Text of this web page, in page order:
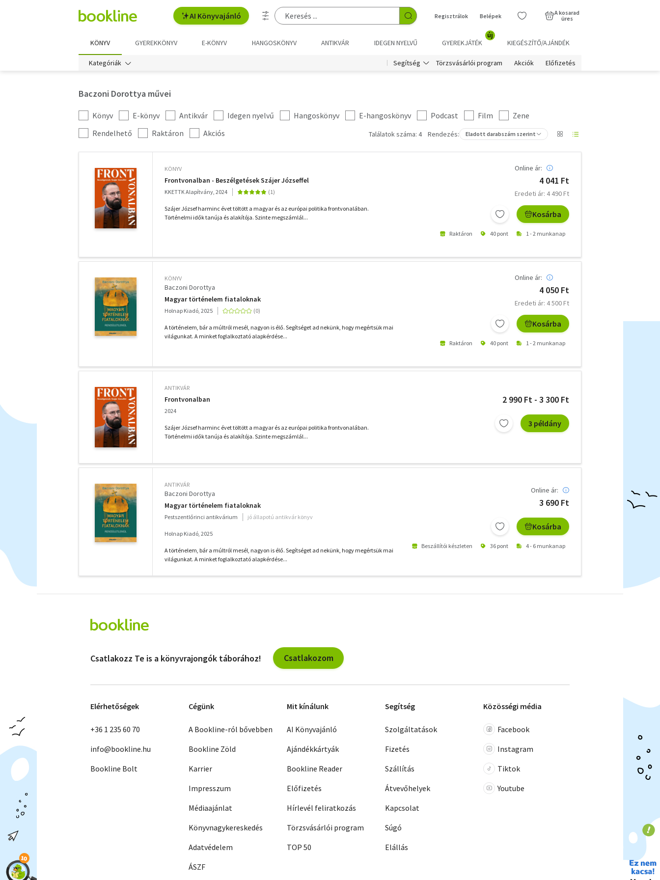
AI Könyvajánló Regisztrálok Belépek
A kosarad
üres
KÖNYV GYEREKKÖNYV E-KÖNYV HANGOSKÖNYV ANTIKVÁR IDEGEN NYELVŰ GYEREKJÁTÉK
új
KIEGÉSZÍTŐ/AJÁNDÉK
Kategóriák Segítség Törzsvásárlói program Akciók Előfizetés
Baczoni Dorottya művei
Kategória
szűrés
Könyv E-könyv Antikvár Idegen nyelvű Hangoskönyv E-hangoskönyv Podcast Film
Zene
További
szűrők
Rendelhető Raktáron Akciós Találatok száma: 4 Rendezés: Eladott darabszám szerint
KÖNYV
Frontvonalban - Beszélgetések Szájer Józseffel
KKETTK Alapítvány, 2024
Szájer József harminc évet töltött a magyar és az európai politika frontvonalában.
Történelmi idők tanúja és alakítója. Szinte megszámlál...
Online ár:
4 041 Ft
Eredeti ár: 4 490 Ft
Kosárba
Raktáron 40 pont 1 - 2 munkanap
KÖNYV
Baczoni Dorottya
Magyar történelem fiataloknak
Holnap Kiadó, 2025
A történelem, bár a múltról mesél, nagyon is élő. Segítséget ad nekünk, hogy megértsük mai
világunkat. A minket foglalkoztató alapkérdése...
Online ár:
4 050 Ft
Eredeti ár: 4 500 Ft
Kosárba
Raktáron 40 pont 1 - 2 munkanap
ANTIKVÁR
Frontvonalban
2024
Szájer József harminc évet töltött a magyar és az európai politika frontvonalában.
Történelmi idők tanúja és alakítója. Szinte megszámlál...
2 990 Ft - 3 300 Ft
3 példány
ANTIKVÁR
Baczoni Dorottya
Magyar történelem fiataloknak
Pestszentlőrinci antikvárium jó állapotú antikvár könyv
Holnap Kiadó, 2025
A történelem, bár a múltról mesél, nagyon is élő. Segítséget ad nekünk, hogy megértsük mai
világunkat. A minket foglalkoztató alapkérdése...
Online ár:
3 690 Ft
Kosárba
Beszállítói készleten 36 pont 4 - 6 munkanap
szűrők
Csatlakozz Te is a könyvrajongók táborához! Csatlakozom
Elérhetőségek
+36 1 235 60 70
info@bookline.hu
Bookline Bolt
Cégünk
A Bookline-ról bővebben
Bookline Zöld
Karrier
Impresszum
Médiaajánlat
Könyvnagykereskedés
Adatvédelem
ÁSZF
Mit kínálunk
AI Könyvajánló
Ajándékkártyák
Bookline Reader
Előfizetés
Hírlevél feliratkozás
Törzsvásárlói program
TOP 50
Segítség
Szolgáltatások
Fizetés
Szállítás
Átvevőhelyek
Kapcsolat
Súgó
Elállás
Közösségi média
Facebook
Instagram
Tiktok
Youtube